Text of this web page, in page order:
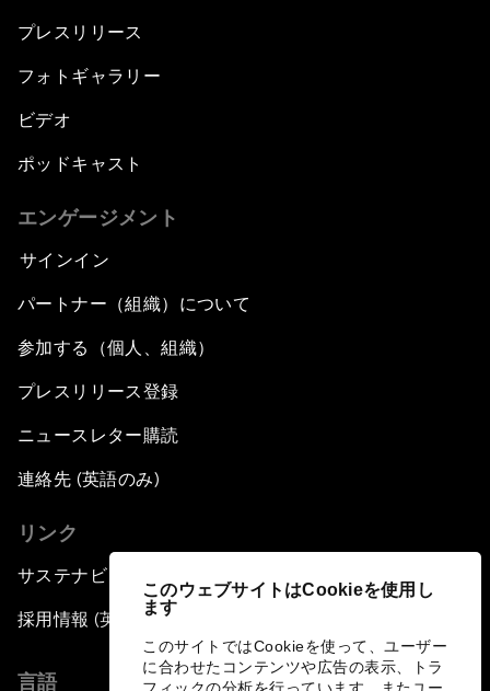
このウェブサイトはCookieを使用し
ます
このサイトではCookieを使って、ユーザー
に合わせたコンテンツや広告の表示、トラ
プレスリリース
フォトギャラリー
ビデオ
ポッドキャスト
エンゲージメント
サインイン
パートナー（組織）について
参加する（個人、組織）
プレスリリース登録
ニュースレター購読
連絡先 (英語のみ)
リンク
サステナビリティへの取り組み
採用情報 (英語のみ)
言語